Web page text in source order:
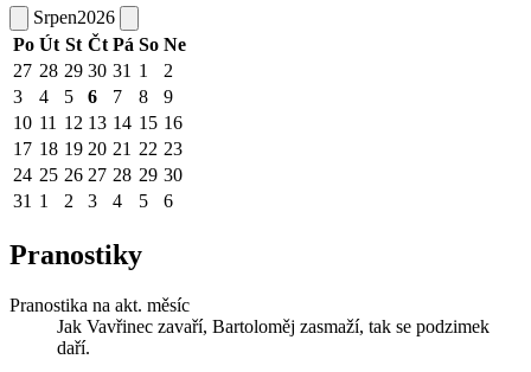
Srpen2026
Po Út St Čt Pá So Ne
27 28 29 30 31 1
2
3
4 5 6 7 8
9
10 11 12 13 14 15 16
17 18 19 20 21 22 23
24 25 26 27 28 29 30
31 1 2 3 4 5 6
Pranostiky
Pranostika na akt. měsíc
Jak Vavřinec zavaří, Bartoloměj zasmaží, tak se podzimek
daří.